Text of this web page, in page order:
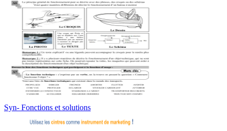
Syn- Fonctions et solutions